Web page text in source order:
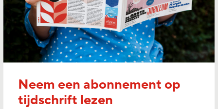
Neem een abonnement op
tijdschrift lezen